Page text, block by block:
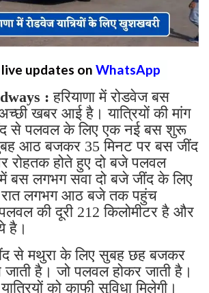
updates on WhatsApp
: हरियाणा में रोडवेज बस
खबर आई है। यात्रियों की मांग
से पलवल के लिए एक नई बस शुरू
आठ बजकर 35 मिनट पर बस जींद
रोहतक होते हुए दो बजे पलवल
बस लगभग सवा दो बजे जींद के लिए
रात लगभग आठ बजे तक पहुंच
की दूरी 212 किलोमीटर है और
है।
से मथुरा के लिए सुबह छह बजकर
है। जो पलवल होकर जाती है।
को काफी सुविधा मिलेगी।